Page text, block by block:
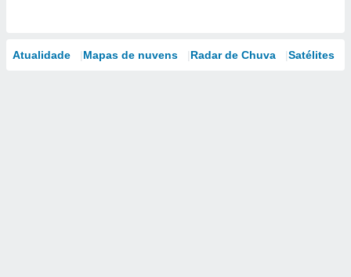
Atualidade Mapas de nuvens Radar de Chuva Satélites